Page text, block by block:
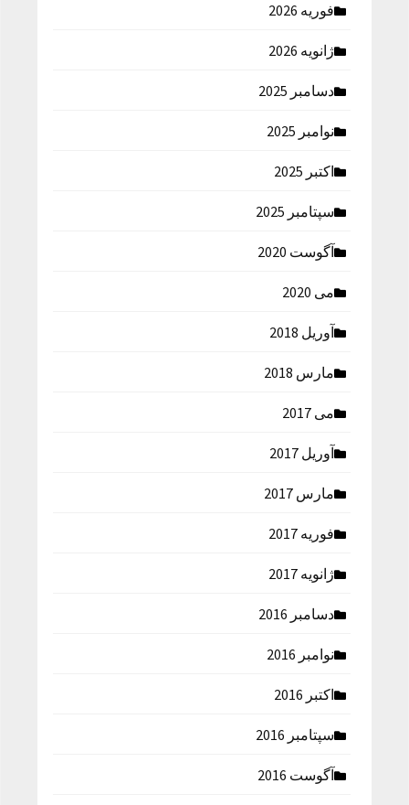
فوریه 2026
ژانویه 2026
دسامبر 2025
نوامبر 2025
اکتبر 2025
سپتامبر 2025
آگوست 2020
می 2020
آوریل 2018
مارس 2018
می 2017
آوریل 2017
مارس 2017
فوریه 2017
ژانویه 2017
دسامبر 2016
نوامبر 2016
اکتبر 2016
سپتامبر 2016
آگوست 2016